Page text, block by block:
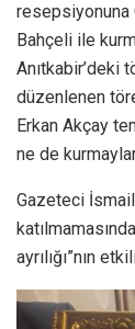
resepsiyonuna
Bahçeli ile
Anıtkabir’deki
düzenlenen
Erkan Akçay
ne de
Gazeteci
ayrılığı”nın